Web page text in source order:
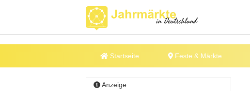
Startseite Feste & Märkte
Anzeige